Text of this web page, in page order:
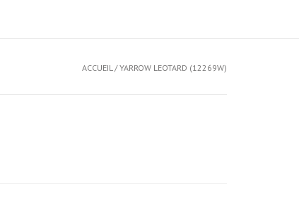
ACCUEIL/YARROW LEOTARD (12269W)